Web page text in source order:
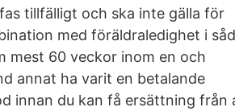
tillfälligt och ska inte gälla för
med föräldraledighet i
mest 60 veckor inom en och
annat ha varit en betalande
innan du kan få ersättning från